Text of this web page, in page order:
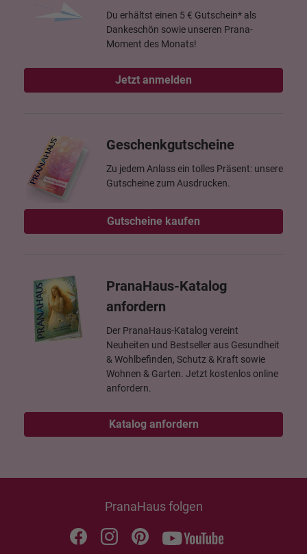
Du erhältst einen 5 € Gutschein* als
Dankeschön sowie unseren Prana-
Moment des Monats!
Jetzt anmelden
Geschenkgutscheine
Zu jedem Anlass ein tolles Präsent: unsere
Gutscheine zum Ausdrucken.
Gutscheine kaufen
PranaHaus-Katalog
anfordern
Der PranaHaus-Katalog vereint
Neuheiten und Bestseller aus Gesundheit
& Wohlbefinden, Schutz & Kraft sowie
Wohnen & Garten. Jetzt kostenlos online
anfordern.
Katalog anfordern
PranaHaus folgen